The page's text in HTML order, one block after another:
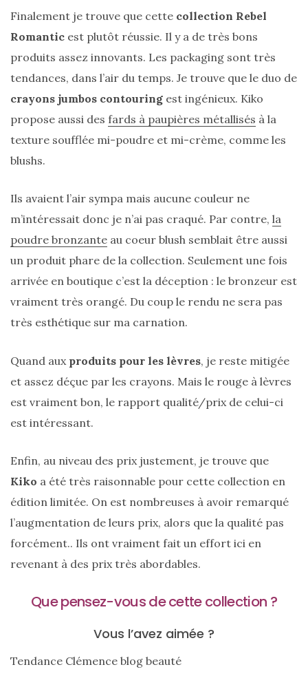
Finalement je trouve que cette collection Rebel
Romantic est plutôt réussie. Il y a de très bons
produits assez innovants. Les packaging sont très
tendances, dans l’air du temps. Je trouve que le duo de
crayons jumbos contouring est ingénieux. Kiko
propose aussi des fards à paupières métallisés à la
texture soufflée mi-poudre et mi-crème, comme les
blushs.
Ils avaient l’air sympa mais aucune couleur ne
m’intéressait donc je n’ai pas craqué. Par contre, la
poudre bronzante au coeur blush semblait être aussi
un produit phare de la collection. Seulement une fois
arrivée en boutique c’est la déception : le bronzeur est
vraiment très orangé. Du coup le rendu ne sera pas
très esthétique sur ma carnation.
Quand aux produits pour les lèvres, je reste mitigée
et assez déçue par les crayons. Mais le rouge à lèvres
est vraiment bon, le rapport qualité/prix de celui-ci
est intéressant.
Enfin, au niveau des prix justement, je trouve que
Kiko a été très raisonnable pour cette collection en
édition limitée. On est nombreuses à avoir remarqué
l’augmentation de leurs prix, alors que la qualité pas
forcément.. Ils ont vraiment fait un effort ici en
revenant à des prix très abordables.
Que pensez-vous de cette collection ?
Vous l’avez aimée ?
Tendance Clémence blog beautéTendance Clémence